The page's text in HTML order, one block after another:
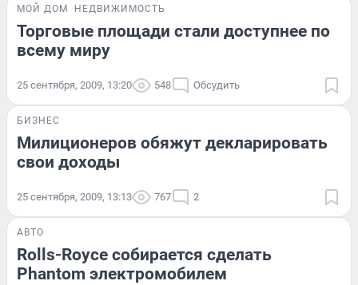
МОЙ ДОМ НЕДВИЖИМОСТЬ
Торговые площади стали доступнее по
всему миру
25 сентября, 2009, 13:20 548 Обсудить
БИЗНЕС
Милиционеров обяжут декларировать
свои доходы
25 сентября, 2009, 13:13 767 2
АВТО
Rolls-Royce собирается сделать
Phantom электромобилем